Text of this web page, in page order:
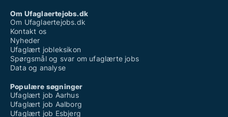
Om Ufaglaertejobs.dk
Om Ufaglaertejobs.dk
Kontakt os
Nyheder
Ufaglært jobleksikon
Spørgsmål og svar om ufaglærte jobs
Data og analyse
Populære søgninger
Ufaglært job Aarhus
Ufaglært job Aalborg
Ufaglært job Esbjerg